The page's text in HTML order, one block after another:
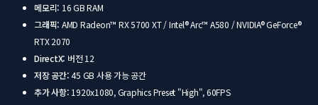
메모리: 16 GB RAM
그래픽: AMD Radeon™ RX 5700 XT / Intel® Arc™ A580 / NVIDIA® GeForce®
RTX 2070
DirectX: 버전 12
저장 공간:45 GB 사용 가능 공간
추가 사항: 1920x1080, Graphics Preset "High", 60FPS